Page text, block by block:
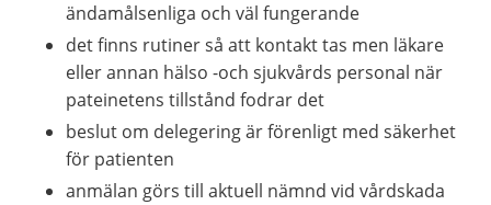
ändamålsenliga och väl fungerande
det finns rutiner så att kontakt tas men läkare
eller annan hälso -och sjukvårds personal när
pateinetens tillstånd fodrar det
beslut om delegering är förenligt med säkerhet
för patienten
anmälan görs till aktuell nämnd vid vårdskada